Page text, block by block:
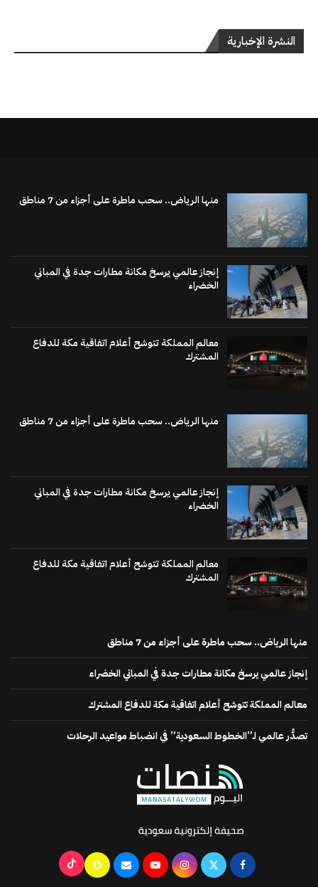
النشرة الإخبارية
منها الرياض.. سحب ماطرة على أجزاء من 7 مناطق
إنجاز عالمي يرسخ مكانة مطارات جدة في المباني
الخضراء
معالم المملكة تتوشح أعلام اتفاقية مكة للدفاع
المشترك
منها الرياض.. سحب ماطرة على أجزاء من 7 مناطق
إنجاز عالمي يرسخ مكانة مطارات جدة في المباني
الخضراء
معالم المملكة تتوشح أعلام اتفاقية مكة للدفاع
المشترك
منها الرياض.. سحب ماطرة على أجزاء من 7 مناطق
إنجاز عالمي يرسخ مكانة مطارات جدة في المباني الخضراء
معالم المملكة تتوشح أعلام اتفاقية مكة للدفاع المشترك
تصدُّر عالمي لـ”الخطوط السعودية” في انضباط مواعيد الرحلات